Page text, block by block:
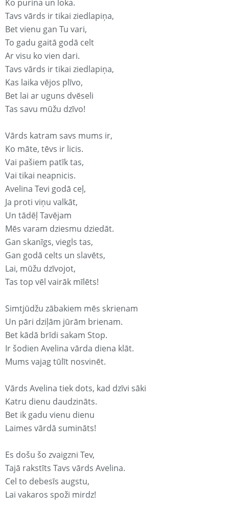
Ko purina un loka.
Tavs vārds ir tikai ziedlapiņa,
Bet vienu gan Tu vari,
To gadu gaitā godā celt
Ar visu ko vien dari.
Tavs vārds ir tikai ziedlapiņa,
Kas laika vējos plīvo,
Bet lai ar uguns dvēseli
Tas savu mūžu dzīvo!
Vārds katram savs mums ir,
Ko māte, tēvs ir licis.
Vai pašiem patīk tas,
Vai tikai neapnicis.
Avelina Tevi godā ceļ,
Ja proti viņu valkāt,
Un tādēļ Tavējam
Mēs varam dziesmu dziedāt.
Gan skanīgs, viegls tas,
Gan godā celts un slavēts,
Lai, mūžu dzīvojot,
Tas top vēl vairāk mīlēts!
Simtjūdžu zābakiem mēs skrienam
Un pāri dziļām jūrām brienam.
Bet kādā brīdi sakam Stop.
Ir šodien Avelina vārda diena klāt.
Mums vajag tūlīt nosvinēt.
Vārds Avelina tiek dots, kad dzīvi sāki
Katru dienu daudzināts.
Bet ik gadu vienu dienu
Laimes vārdā sumināts!
Es došu šo zvaigzni Tev,
Tajā rakstīts Tavs vārds Avelina.
Cel to debesīs augstu,
Lai vakaros spoži mirdz!